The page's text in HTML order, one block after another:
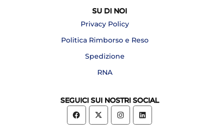
SU DI NOI
Privacy Policy
Politica Rimborso e Reso
Spedizione
RNA
SEGUICI SUI NOSTRI SOCIAL